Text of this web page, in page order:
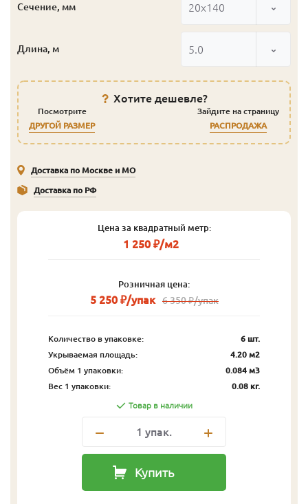
Сечение, мм 20x140
Длина, м 5.0
Хотите дешевле?
Посмотрите
ДРУГОЙ РАЗМЕР
Зайдите на страницу
РАСПРОДАЖА
Доставка по Москве и МО
Доставка по РФ
Цена за квадратный метр:
1 250 ₽/м2
Розничная цена:
5 250 ₽/упак 6 350 ₽/упак
Количество в упаковке:
6 шт.
Укрываемая площадь:
4.20 м2
Объём 1 упаковки:
0.084 м3
Вес 1 упаковки:
0.08 кг.
Товар в наличии
1 упак.
Купить